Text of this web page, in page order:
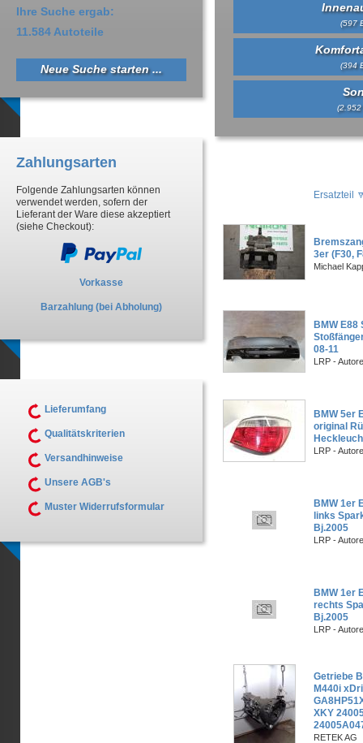
(597
(394
(2.952
Ersatzteil
3er (F30,
Michael
BMW E88
08-11
LRP -
BMW 5er
original
LRP -
BMW 1er
links
Bj.2005
LRP -
BMW 1er
rechts
Bj.2005
LRP -
Getriebe
M440i
XKY
RETEK AG
Ihre Suche ergab:
11.584 Autoteile
Neue Suche starten ...
Zahlungsarten
Folgende Zahlungsarten können
verwendet werden, sofern der
Lieferant der Ware diese akzeptiert
(siehe Checkout):
Vorkasse
Barzahlung (bei Abholung)
Lieferumfang
Qualitätskriterien
Versandhinweise
Unsere AGB's
Muster Widerrufsformular